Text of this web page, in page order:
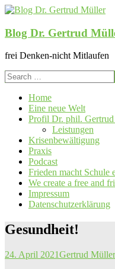
Skip
content
Blog Dr. Gertrud
frei Denken-nicht Mitlaufen
Search
for:
Home
Eine neue Welt
Profil Dr. phil.
Leistungen
Krisenbewältigung
Praxis
Podcast
Frieden macht Schule
We create a free and
Impressum
Datenschutzerklärung
Gesundheit!
24. April 2021Gertrud Müller